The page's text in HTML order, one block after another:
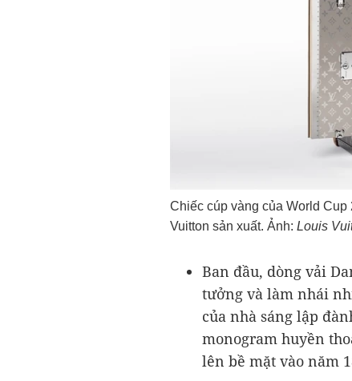
Chiếc cúp vàng của World
Vuitton sản xuất. Ảnh: Louis
Ban đầu, dòng vải
tưởng và làm nhái
của nhà sáng lập
monogram huyền
lên bề mặt vào năm